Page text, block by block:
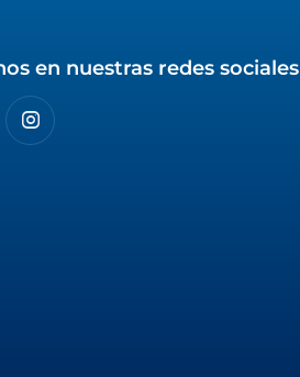
en nuestras redes sociales